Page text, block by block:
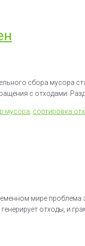
сбора мусора
с отходами.
мусора сортировка
мире
отходы, и